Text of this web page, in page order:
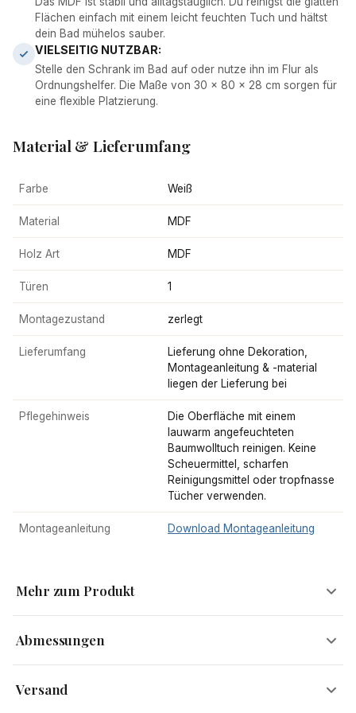
Flächen einfach mit einem leicht feuchten Tuch und hältst
dein Bad mühelos sauber.
VIELSEITIG NUTZBAR:
Stelle den Schrank im Bad auf oder nutze ihn im Flur als
Ordnungshelfer. Die Maße von 30 x 80 x 28 cm sorgen für
eine flexible Platzierung.
Material & Lieferumfang
Farbe Weiß
Material MDF
Holz Art MDF
Türen 1
Montagezustand zerlegt
Lieferumfang
Lieferung ohne Dekoration,
Montageanleitung & -material
liegen der Lieferung bei
Pflegehinweis
Die Oberfläche mit einem
lauwarm angefeuchteten
Baumwolltuch reinigen. Keine
Scheuermittel, scharfen
Reinigungsmittel oder tropfnasse
Tücher verwenden.
Montageanleitung Download Montageanleitung
Mehr zum Produkt
Variabler Alltagshelfer in schlichtem Weiß
Abmessungen
Versand